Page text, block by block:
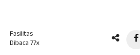
Fasilitas
Dibaca 77x